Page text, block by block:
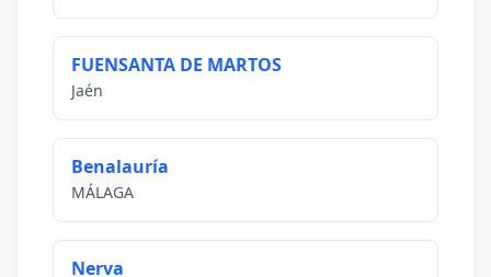
FUENSANTA DE MARTOS
Jaén
Benalauría
MÁLAGA
Nerva